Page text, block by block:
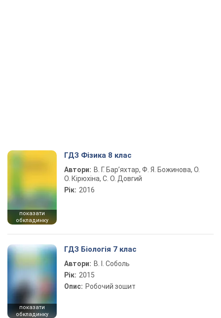
показати
обкладинку
ГДЗ Фізика 8 клас
Автори: В. Г. Бар’яхтар, Ф. Я. Божинова, О.
О. Кірюхіна, С. О. Довгий
Рік: 2016
показати
обкладинку
ГДЗ Біологія 7 клас
Автори: В. І. Соболь
Рік: 2015
Опис: Робочий зошит